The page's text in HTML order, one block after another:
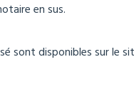
en sus.
sont disponibles sur le